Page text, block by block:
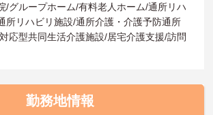
/グループホーム/有料老人ホーム/通所リハ
所リハビリ施設/通所介護・介護予防通所
応型共同生活介護施設/居宅介護支援/訪問
勤務地情報